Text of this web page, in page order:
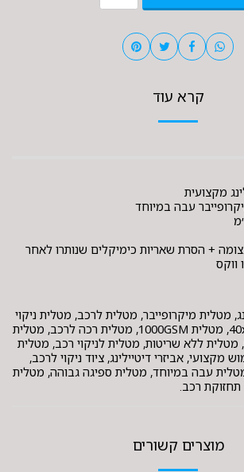
קרא עוד
מקצועית
עבה במיוחד
+ הסרת שאריות כימיקלים שנותרו לאחר
ווקס
מטלית מיקרופייבר, מטלית לרכב, מטלית ניקוי
מקצועית, מטלית 40x40, מטלית 1000GSM, מטלית רכה לרכב, מטלית
מטלית ללא שריטות, מטלית לניקוי רכב, מטלית
מקצועי, אביזרי דיטיילינג, ציוד ניקוי לרכב,
עבה במיוחד, מטלית ספיגה גבוהה, מטלית
רכב.
מוצרים קשורים